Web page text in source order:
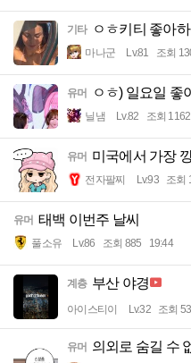
기타 ㅇㅎ키티 좋아
마나군 Lv.81 조회
유머 ㅇㅎ) 일요일 좋
닐냄 Lv.82 조회 1162
유머 미국에서 가장
전자팔찌 Lv.93 조회
유머 태백 이번주 날씨
풀소유 Lv.86 조회 885 19:44
계층 부산 야경
아이스티이 Lv.32 조회
유머 의외로 숨길 수